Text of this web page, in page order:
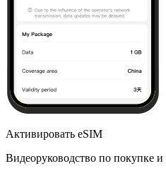
Активировать eSIM
Видеоруководство по покупке